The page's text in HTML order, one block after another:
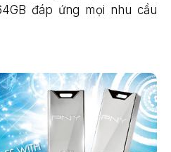
đáp ứng mọi nhu cầu